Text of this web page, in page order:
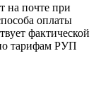
на почте при
оплаты
фактической
тарифам РУП